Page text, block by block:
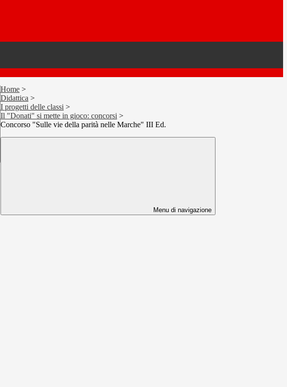
Home >
Didattica >
I progetti delle classi >
Il "Donati" si mette in gioco: concorsi >
Concorso "Sulle vie della parità nelle Marche" III Ed.
Menu di navigazione